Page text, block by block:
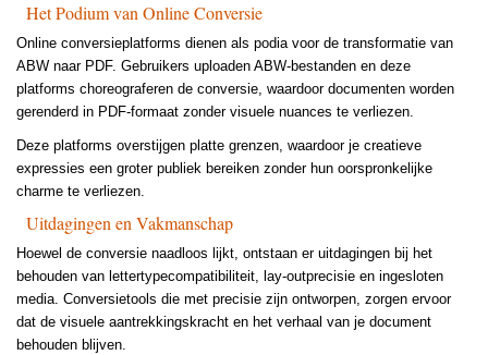
Het Podium van Online Conversie
Online conversieplatforms dienen als podia voor de transformatie van
ABW naar PDF. Gebruikers uploaden ABW-bestanden en deze
platforms choreograferen de conversie, waardoor documenten worden
gerenderd in PDF-formaat zonder visuele nuances te verliezen.
Deze platforms overstijgen platte grenzen, waardoor je creatieve
expressies een groter publiek bereiken zonder hun oorspronkelijke
charme te verliezen.
Uitdagingen en Vakmanschap
Hoewel de conversie naadloos lijkt, ontstaan er uitdagingen bij het
behouden van lettertypecompatibiliteit, lay-outprecisie en ingesloten
media. Conversietools die met precisie zijn ontworpen, zorgen ervoor
dat de visuele aantrekkingskracht en het verhaal van je document
behouden blijven.